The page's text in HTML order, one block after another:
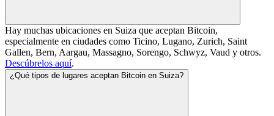
Hay muchas ubicaciones en Suiza que aceptan Bitcoin,
especialmente en ciudades como Ticino, Lugano, Zurich, Saint
Gallen, Bern, Aargau, Massagno, Sorengo, Schwyz, Vaud y otros.
Descúbrelos aquí.
¿Qué tipos de lugares aceptan Bitcoin en Suiza?